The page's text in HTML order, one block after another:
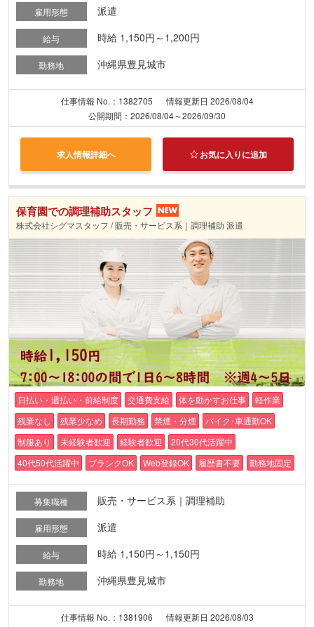
雇用形態 派遣
給与 時給 1,150円～1,200円
勤務地 沖縄県豊見城市
仕事情報 No.：1382705
情報更新日 2026/08/04
公開期間：2026/08/04～2026/09/30
求人情報詳細へ お気に入りに追加
保育園での調理補助スタッフ
株式会社シグマスタッフ / 販売・サービス系｜調理補助 派遣
日払い・週払い・前給制度 交通費支給 体を動かすお仕事
軽作業
残業なし
残業少なめ 長期勤務 禁煙・分煙
バイク･車通勤OK
制服あり
未経験者歓迎 経験者歓迎
20代30代活躍中
40代50代活躍中
ブランクOK Web登録OK 履歴書不要 勤務地固定
募集職種 販売・サービス系｜調理補助
雇用形態 派遣
給与 時給 1,150円～1,150円
勤務地 沖縄県豊見城市
仕事情報 No.：1381906
情報更新日 2026/08/03